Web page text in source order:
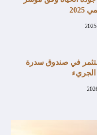
في صندوق سدرة
الجريء